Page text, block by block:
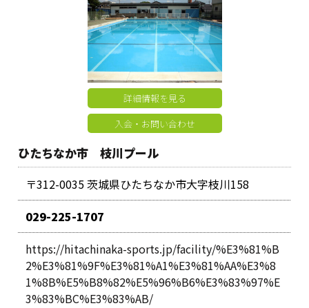
詳細情報を見る
入会・お問い合わせ
ひたちなか市 枝川プール
〒312-0035 茨城県ひたちなか市大字枝川158
029-225-1707
https://hitachinaka-sports.jp/facility/%E3%81%B
2%E3%81%9F%E3%81%A1%E3%81%AA%E3%8
1%8B%E5%B8%82%E5%96%B6%E3%83%97%E
3%83%BC%E3%83%AB/